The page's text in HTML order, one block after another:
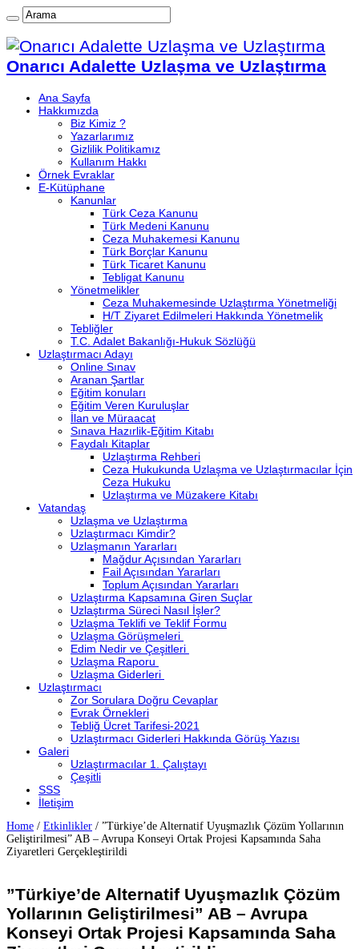
Onarıcı Adalette Uzlaşma ve Uzlaştırma
Ana Sayfa
Hakkımızda
Biz Kimiz ?
Yazarlarımız
Gizlilik Politikamız
Kullanım Hakkı
Örnek Evraklar
E-Kütüphane
Kanunlar
Türk Ceza Kanunu
Türk Medeni Kanunu
Ceza Muhakemesi Kanunu
Türk Borçlar Kanunu
Türk Ticaret Kanunu
Tebligat Kanunu
Yönetmelikler
Ceza Muhakemesinde Uzlaştırma Yönetmeliği
H/T Ziyaret Edilmeleri Hakkında Yönetmelik
Tebliğler
T.C. Adalet Bakanlığı-Hukuk Sözlüğü
Uzlaştırmacı Adayı
Online Sınav
Aranan Şartlar
Eğitim konuları
Eğitim Veren Kuruluşlar
İlan ve Müraacat
Sınava Hazırlik-Eğitim Kitabı
Faydalı Kitaplar
Uzlaştırma Rehberi
Ceza Hukukunda Uzlaşma ve Uzlaştırmacılar İçin
Ceza Hukuku
Uzlaştırma ve Müzakere Kitabı
Vatandaş
Uzlaşma ve Uzlaştırma
Uzlaştırmacı Kimdir?
Uzlaşmanın Yararları
Mağdur Açısından Yararları
Fail Açısından Yararları
Toplum Açısından Yararları
Uzlaştırma Kapsamına Giren Suçlar
Uzlaştırma Süreci Nasıl İşler?
Uzlaşma Teklifi ve Teklif Formu
Uzlaşma Görüşmeleri
Edim Nedir ve Çeşitleri
Uzlaşma Raporu
Uzlaşma Giderleri
Uzlaştırmacı
Zor Sorulara Doğru Cevaplar
Evrak Örnekleri
Tebliğ Ücret Tarifesi-2021
Uzlaştırmacı Giderleri Hakkında Görüş Yazısı
Galeri
Uzlaştırmacılar 1. Çalıştayı
Çeşitli
SSS
İletişim
Home / Etkinlikler / ”Türkiye’de Alternatif Uyuşmazlık Çözüm Yollarının
Geliştirilmesi” AB – Avrupa Konseyi Ortak Projesi Kapsamında Saha
Ziyaretleri Gerçekleştirildi
”Türkiye’de Alternatif Uyuşmazlık Çözüm
Yollarının Geliştirilmesi” AB – Avrupa
Konseyi Ortak Projesi Kapsamında Saha